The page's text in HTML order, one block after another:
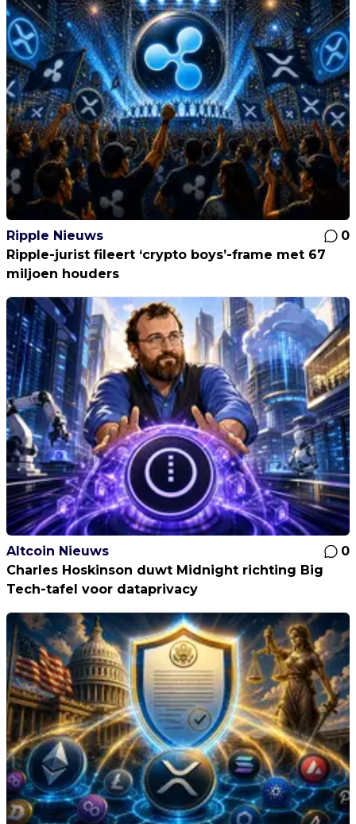
Ripple Nieuws
0
Ripple-jurist fileert ‘crypto boys’-frame met 67
miljoen houders
Altcoin Nieuws
0
Charles Hoskinson duwt Midnight richting Big
Tech-tafel voor dataprivacy